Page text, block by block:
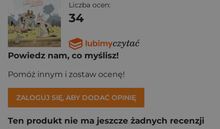
Liczba ocen:
34
Powiedz nam, co myślisz!
Pomóż innym i zostaw ocenę!
ZALOGUJ SIĘ, ABY DODAĆ OPINIĘ
Ten produkt nie ma jeszcze żadnych recenzji